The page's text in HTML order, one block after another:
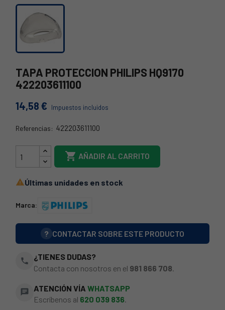
TAPA PROTECCION PHILIPS HQ9170
422203611100
14,58 € Impuestos incluidos
Referencias: 422203611100
4222-036-1110
 AÑADIR AL CARRITO
Últimas unidades en stock
Marca:
? CONTACTAR SOBRE ESTE PRODUCTO
phone
¿TIENES DUDAS?
Contacta con nosotros en el 981 866 708
chat ATENCIÓN VÍA WHATSAPP
Escríbenos al 620 039 836.